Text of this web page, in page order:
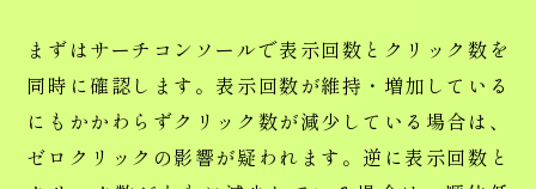
まずはサーチコンソールで表示回数とクリック数を
同時に確認します。表示回数が維持・増加している
にもかかわらずクリック数が減少している場合は、
ゼロクリックの影響が疑われます。逆に表示回数と